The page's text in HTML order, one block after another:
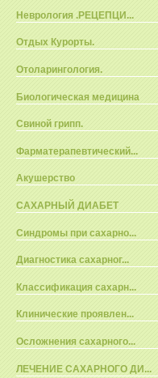
Неврология .РЕЦЕПЦИ...
Отдых Курорты.
Отоларингология.
Биологическая медицина
Свиной грипп.
Фарматерапевтический...
Акушерство
САХАРНЫЙ ДИАБЕТ
Синдромы при сахарно...
Диагностика сахарног...
Классификация сахарн...
Клинические проявлен...
Осложнения сахарного...
ЛЕЧЕНИЕ САХАРНОГО ДИ...